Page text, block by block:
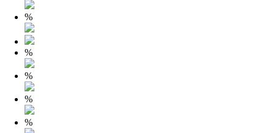
%
%
%
%
%